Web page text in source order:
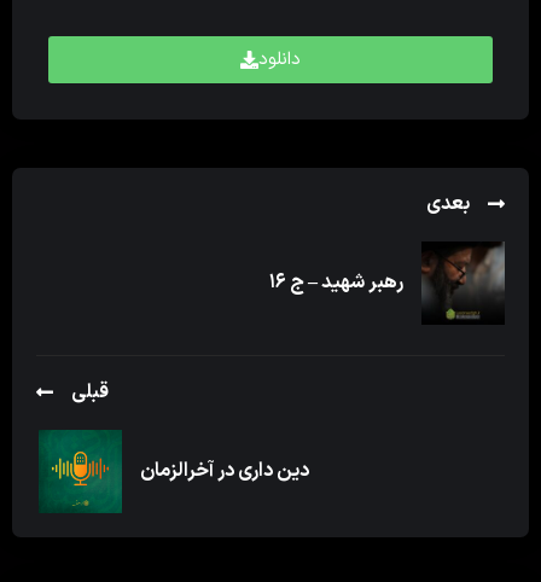
دانلود
بعدی
رهبر شهید – ج ۱۶
قبلی
دین داری در آخرالزمان